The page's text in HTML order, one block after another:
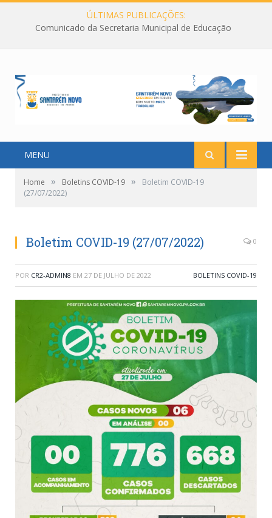
ÚLTIMAS PUBLICAÇÕES:
Comunicado da Secretaria Municipal de Educação
MENU
Home » Boletins COVID-19 »
Boletim COVID-19
(27/07/2022)
Boletim COVID-19 (27/07/2022) 0
POR CR2-ADMIN8 EM 27 DE JULHO DE 2022 BOLETINS COVID-19